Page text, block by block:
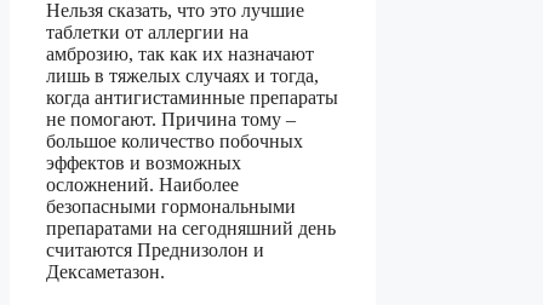
Нельзя сказать, что это лучшие
таблетки от аллергии на
амброзию, так как их назначают
лишь в тяжелых случаях и тогда,
когда антигистаминные препараты
не помогают. Причина тому –
большое количество побочных
эффектов и возможных
осложнений. Наиболее
безопасными гормональными
препаратами на сегодняшний день
считаются Преднизолон и
Дексаметазон.